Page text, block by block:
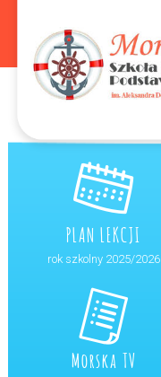
PLAN LEKCJI
rok szkolny 2025/2026
Morska TV